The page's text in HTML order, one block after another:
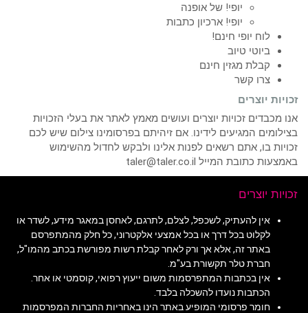
יופי! של אופנה
יופי! ארכיון כתבות
לוח יופי חינם!
ביוטי טיוב
קבלת מגזין חינם
צרו קשר
זכויות יוצרים
אנו מכבדים זכויות יוצרים ועושים מאמץ לאתר את בעלי הזכויות
בצילומים המגיעים לידינו. אם זיהיתם בפרסומינו צילום שיש לכם
זכויות בו, אתם רשאים לפנות אלינו ולבקש לחדול מהשימוש
באמצעות כתובת המייל taler@taler.co.il
זכויות יוצרים
אין להעתיק, לשכפל, לצלם, לתרגם, לאחסן במאגר מידע, לשדר או
לקלוט בכל דרך או בכל אמצעי אלקטרוני, כל חלק מהמתפרסם
באתר זה, אלא אך ורק לאחר קבלת רשות מפורשת בכתב מהמו"ל,
חברת טלר תקשורת בע"מ.
אין בכתבות המתפרסמות משום ייעוץ רפואי, קוסמטי או אחר.
הכתבות נועדו להשכלה בלבד.
חומר פרסומי המופיע באתר הינו באחריות החברות המפרסמות